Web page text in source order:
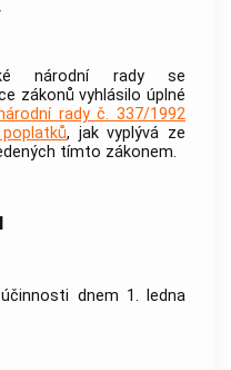
národní rady se
zákonů vyhlásilo úplné
rady č. 337/1992
, jak vyplývá ze
tímto zákonem.
dnem 1. ledna